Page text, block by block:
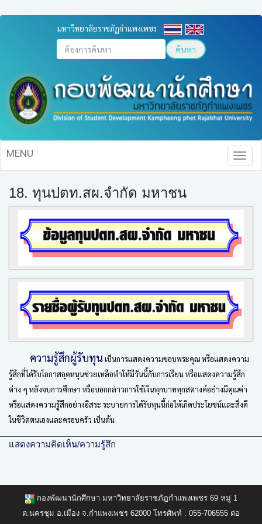
มหาวิทยาลัยราชภัฏกำแพงเพชร
ค้นหา
MENU
18. ทุนปตท.สผ.จำกัด มหาชน
ความรู้สึกผู้รับทุนเป็นการแสดงความขอบพระคุณ หรือแสดงความ
รู้สึกที่ได้รับโอกาสอุดหนุนช่วยเหลือทำให้มีวันนี้กับการเรียน หรือแสดงความรู้สึก
ต่าง ๆ หลังจบการศึกษา หรือบอกกล่าวการใช้เงินทุกบาททุกสตางค์อย่างมีคุณค่า
หรือแสดงความรู้สึกอย่างอิสระ ระบายการได้รับทุนนี้ก่อให้เกิดประโยชน์และสิ่งดี
ในชีวิตตนเองและครอบครัว เป็นต้น
แสดงความคิดเห็น/ความรู้สึก
กองพัฒนานักศึกษา มหาวิทยาลัยราชภัฏกำแพงเพชร 69 หมู่ 1
ต.นครชุม อ.เมือง จ.กำแพงเพชร 62000 โทรศัพท์ : 055-706555 ต่อ